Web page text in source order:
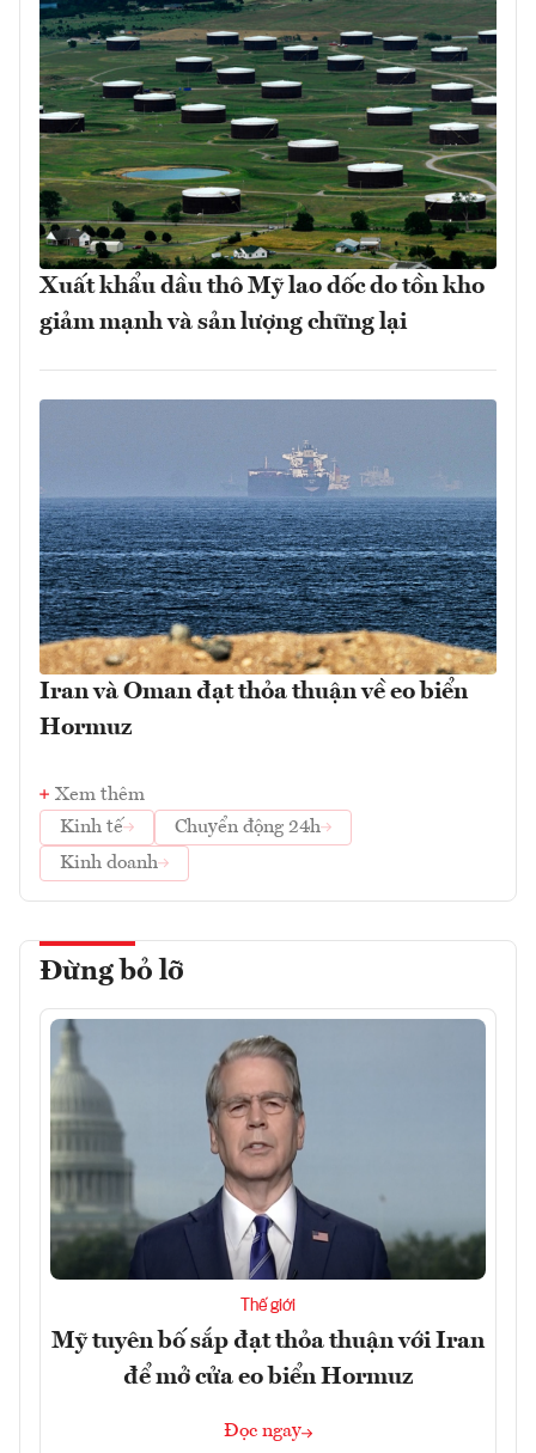
Xuất khẩu dầu thô Mỹ lao dốc do tồn kho
giảm mạnh và sản lượng chững lại
Iran và Oman đạt thỏa thuận về eo biển
Hormuz
Xem thêm
Kinh tế
Chuyển động 24h
Kinh doanh
Đừng bỏ lỡ
Thế giới
Mỹ tuyên bố sắp đạt thỏa thuận với Iran
để mở cửa eo biển Hormuz
Đọc ngay